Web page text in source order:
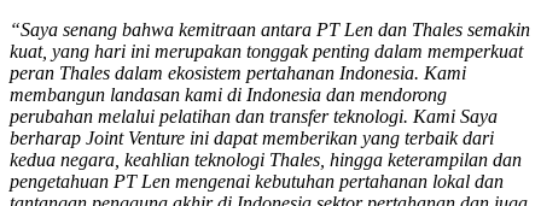
“Saya senang bahwa kemitraan antara PT Len dan Thales semakin
kuat, yang hari ini merupakan tonggak penting dalam memperkuat
peran Thales dalam ekosistem pertahanan Indonesia. Kami
membangun landasan kami di Indonesia dan mendorong
perubahan melalui pelatihan dan transfer teknologi. Kami Saya
berharap Joint Venture ini dapat memberikan yang terbaik dari
kedua negara, keahlian teknologi Thales, hingga keterampilan dan
pengetahuan PT Len mengenai kebutuhan pertahanan lokal dan